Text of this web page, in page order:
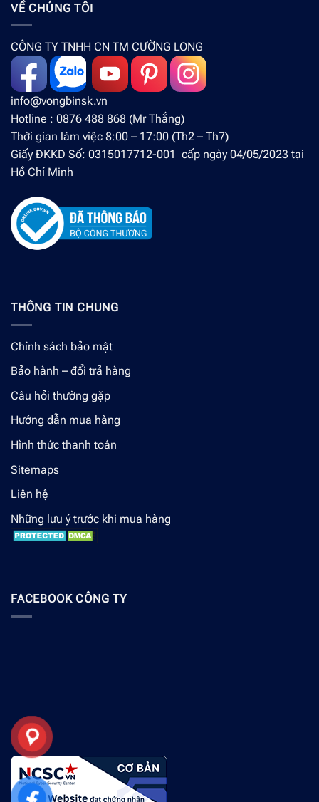
VỀ CHÚNG TÔI
CÔNG TY TNHH CN TM CƯỜNG LONG
info@vongbinsk.vn
Hotline : 0876 488 868 (Mr Thắng)
Thời gian làm việc 8:00 – 17:00 (Th2 – Th7)
Giấy ĐKKD Số: 0315017712-001 cấp ngày 04/05/2023 tại
Hồ Chí Minh
THÔNG TIN CHUNG
Chính sách bảo mật
Bảo hành – đổi trả hàng
Câu hỏi thường gặp
Hướng dẫn mua hàng
Hình thức thanh toán
Sitemaps
Liên hệ
Những lưu ý trước khi mua hàng
FACEBOOK CÔNG TY